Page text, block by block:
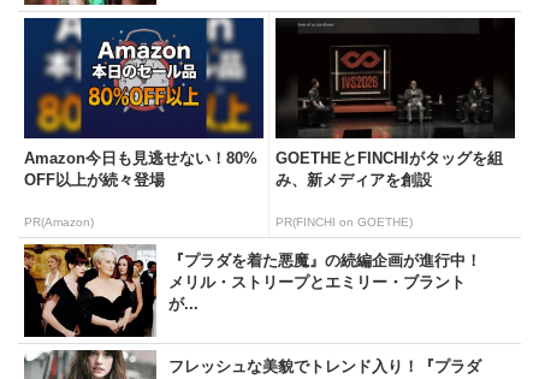
Amazon今日も見逃せない！80%
OFF以上が続々登場
PR(Amazon)
GOETHEとFINCHIがタッグを組
み、新メディアを創設
PR(FINCHI on GOETHE)
『プラダを着た悪魔』の続編企画が進行中！
メリル・ストリープとエミリー・ブラント
が...
フレッシュな美貌でトレンド入り！『プラダ